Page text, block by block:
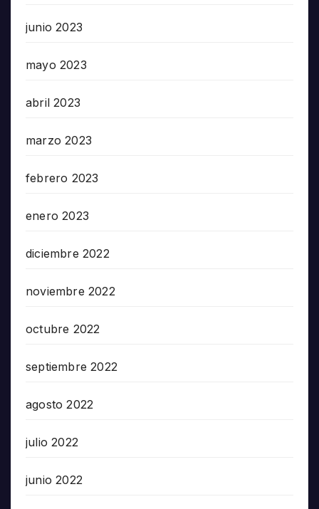
junio 2023
mayo 2023
abril 2023
marzo 2023
febrero 2023
enero 2023
diciembre 2022
noviembre 2022
octubre 2022
septiembre 2022
agosto 2022
julio 2022
junio 2022